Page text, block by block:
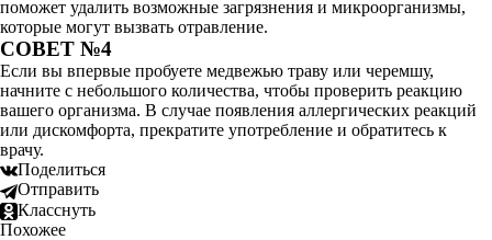
поможет удалить возможные загрязнения и микроорганизмы,
которые могут вызвать отравление.
СОВЕТ №4
Если вы впервые пробуете медвежью траву или черемшу,
начните с небольшого количества, чтобы проверить реакцию
вашего организма. В случае появления аллергических реакций
или дискомфорта, прекратите употребление и обратитесь к
врачу.
Поделиться
Отправить
Класснуть
Похожее